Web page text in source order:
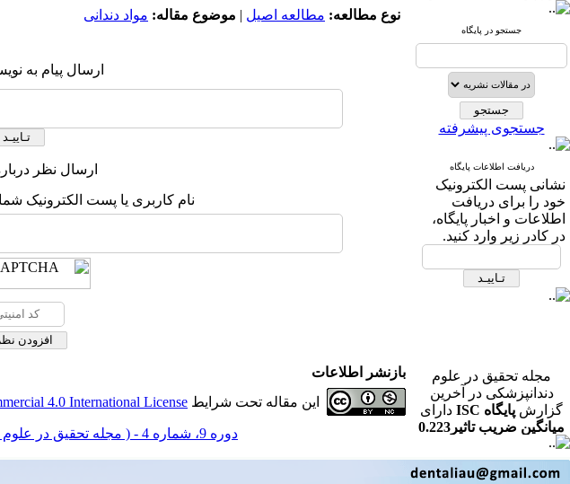
جستجو در پایگاه
جستجوی پیشرفته
دریافت اطلاعات پایگاه
نشانی پست الکترونیک
خود را برای دریافت
اطلاعات و اخبار پایگاه،
در کادر زیر وارد کنید.
مجله تحقیق در علوم
دندانپزشکی در آخرین
گزارش پایگاه ISC
دارای
میانگین ضریب تاثیر0.223
در رشته دندانپزشکی می
باشد.
نوع مطالعه: مطالعه اصیل | موضوع مقاله: مواد دندانی
ارسال پیام به
ارسال نظر
نام کاربری یا پست الکترونیک
بازنشر اطلاعات
این مقاله تحت شرایط 4.0 International License
دوره 9، شماره 4 - ( مجله تحقیق در علوم دندانپزشکی زمستان 1391 )